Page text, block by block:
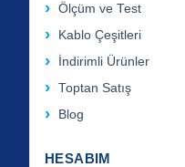
Ölçüm ve Test
Kablo Çeşitleri
İndirimli Ürünler
Toptan Satış
Blog
HESABIM